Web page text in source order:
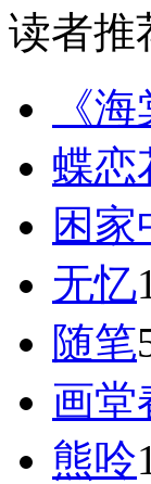
读者推
《
蝶恋
困家
无忆
随笔
画堂
熊呤